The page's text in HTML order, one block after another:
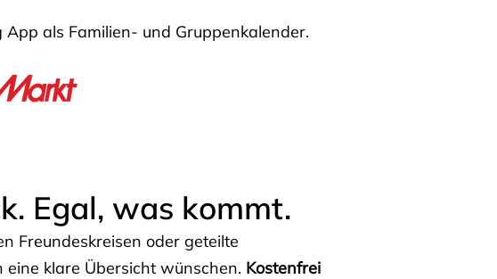
als Familien- und Gruppenkalender.
Egal, was kommt.
Freundeskreisen oder geteilte
eine klare Übersicht wünschen. Kostenfrei